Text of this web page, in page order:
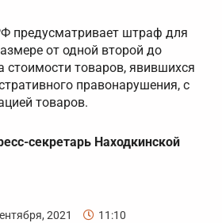
предусматривает штраф для
от одной второй до
стоимости товаров, явившихся
правонарушения, с
товаров.
секретарь Находкинской
2021 11:10